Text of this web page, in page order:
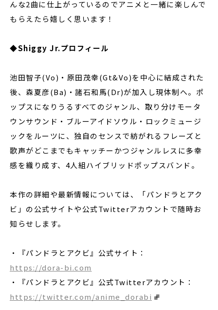
んな2曲に仕上がっているのでアニメと一緒に楽しんで
もらえたら嬉しく思います！
◆Shiggy Jr.プロフィール
池田智子(Vo)・原田茂幸(Gt&Vo)を中心に結成された
後、森夏彦(Ba)・諸石和馬(Dr)が加入し現体制へ。ポ
ップスになりうるすべてのジャンル、取り分けモータ
ウンサウンド・ブルーアイドソウル・ロックミュージ
ックをルーツに、独自のセンスで紡がれるフレーズと
歌声がどこまでもキャッチーかつジャンルレスに多幸
感を織り成す、4人組ハイブリッドポップスバンド。
本作の詳細や最新情報については、「パンドラとアク
ビ」の公式サイトや公式Twitterアカウントで随時お
知らせします。
・『パンドラとアクビ』公式サイト：
https://dora-bi.com
・『パンドラとアクビ』公式Twitterアカウント：
https://twitter.com/anime_dorabi